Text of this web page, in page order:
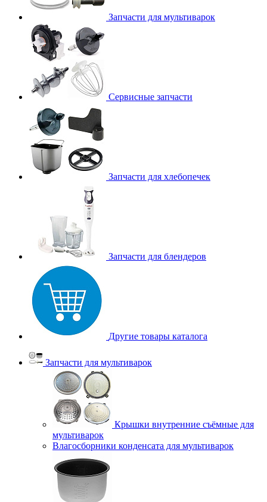
Запчасти для мультиварок
Сервисные запчасти
Запчасти для хлебопечек
Запчасти для блендеров
Другие товары каталога
Запчасти для мультиварок
Крышки внутренние съёмные для
мультиварок
Влагосборники конденсата для мультиварок